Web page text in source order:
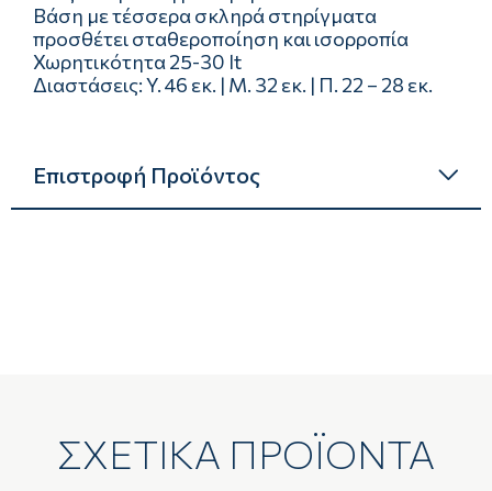
Βάση µε τέσσερα σκληρά στηρίγματα
προσθέτει σταθεροποίηση και ισορροπία
Χωρητικότητα 25-30 lt
Διαστάσεις: Y. 46 εκ. | Μ. 32 εκ. | Π. 22 – 28 εκ.
Επιστροφή Προϊόντος
ΣΧΕΤΙΚΑ ΠΡΟΪΟΝΤΑ